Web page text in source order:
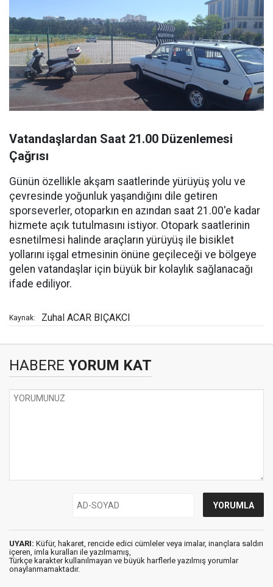
Vatandaşlardan Saat 21.00 Düzenlemesi
Çağrısı
Günün özellikle akşam saatlerinde yürüyüş yolu ve
çevresinde yoğunluk yaşandığını dile getiren
sporseverler, otoparkın en azından saat 21.00'e kadar
hizmete açık tutulmasını istiyor. Otopark saatlerinin
esnetilmesi halinde araçların yürüyüş ile bisiklet
yollarını işgal etmesinin önüne geçileceği ve bölgeye
gelen vatandaşlar için büyük bir kolaylık sağlanacağı
ifade ediliyor.
Kaynak: Zuhal ACAR BIÇAKCI
HABERE YORUM KAT
UYARI: Küfür, hakaret, rencide edici cümleler veya imalar, inançlara saldırı
içeren, imla kuralları ile yazılmamış,
Türkçe karakter kullanılmayan ve büyük harflerle yazılmış yorumlar
onaylanmamaktadır.